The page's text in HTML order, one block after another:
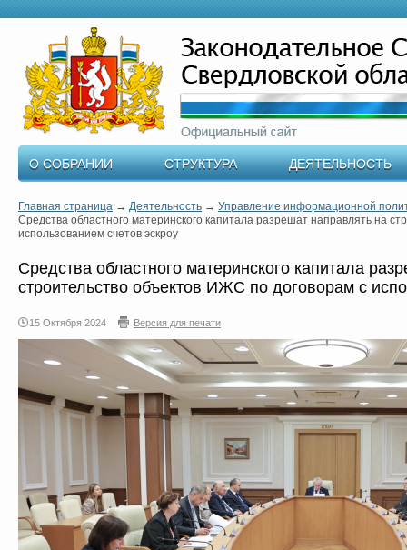
О СОБРАНИИ СТРУКТУРА ДЕЯТЕЛЬНОСТЬ
Главная страница → Деятельность → Управление информационной
Средства областного материнского капитала разрешат направлять на
использованием счетов эскроу
Средства областного материнского капитала
строительство объектов ИЖС по договорам с
15 Октября 2024 Версия для печати